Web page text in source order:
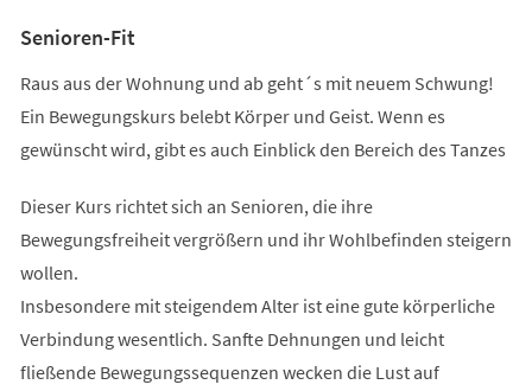
Senioren-Fit
Raus aus der Wohnung und ab geht´s mit neuem Schwung!
Ein Bewegungskurs belebt Körper und Geist. Wenn es
gewünscht wird, gibt es auch Einblick den Bereich des Tanzes
Dieser Kurs richtet sich an Senioren, die ihre
Bewegungsfreiheit vergrößern und ihr Wohlbefinden steigern
wollen.
Insbesondere mit steigendem Alter ist eine gute körperliche
Verbindung wesentlich. Sanfte Dehnungen und leicht
fließende Bewegungssequenzen wecken die Lust auf